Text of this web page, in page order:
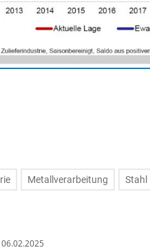
Metallverarbeitung Stahl
06.02.2025